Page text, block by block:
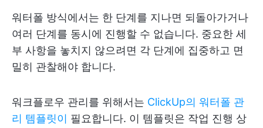
워터폴 방식에서는 한 단계를 지나면 되돌아가거나
여러 단계를 동시에 진행할 수 없습니다. 중요한 세
부 사항을 놓치지 않으려면 각 단계에 집중하고 면
밀히 관찰해야 합니다.
워크플로우 관리를 위해서는 ClickUp의 워터폴 관
리 템플릿이 필요합니다. 이 템플릿은 작업 진행 상